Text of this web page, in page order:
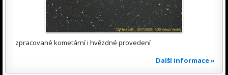
zpracované kometární i hvězdné provedení
Další informace »